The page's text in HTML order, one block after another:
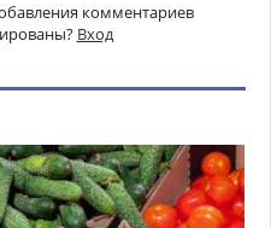
комментариев
Вход